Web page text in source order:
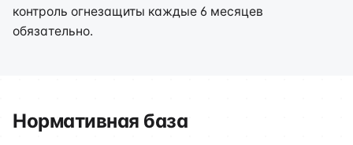
контроль огнезащиты каждые 6 месяцев
обязательно.
Нормативная база